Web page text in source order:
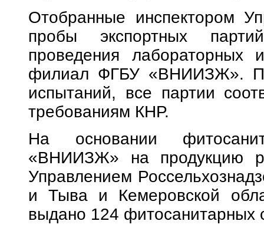
Отобранные инспектором
пробы экспортных
проведения лабораторных
филиал ФГБУ «ВНИИЗЖ». По
испытаний, все партии
требованиям КНР.
На основании
«ВНИИЗЖ» на продукцию
Управлением
и Тыва и Кемеровской
выдано 124 фитосанитарных